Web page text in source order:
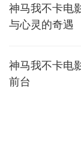
神马我不卡电
与心灵的奇遇
神马我不卡电
前台